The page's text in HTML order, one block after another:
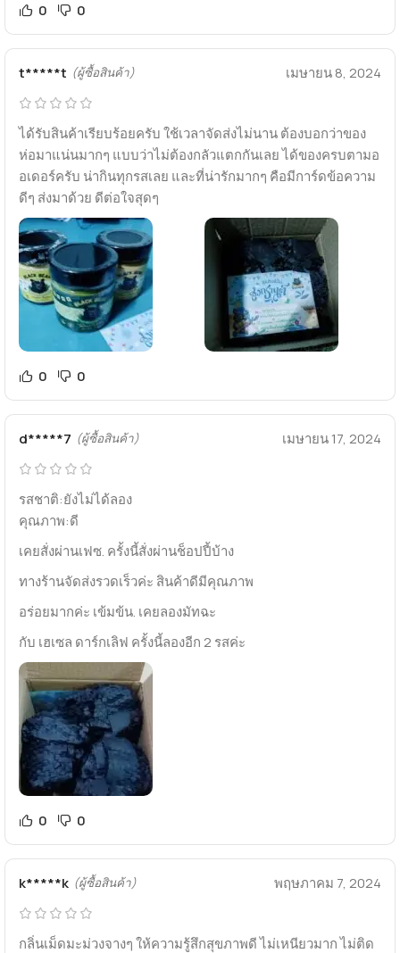
0
0
t*****t (ผู้ซื้อสินค้า) เมษายน 8, 2024
ได้รับสินค้าเรียบร้อยครับ ใช้เวลาจัดส่งไม่นาน ต้องบอกว่าของ
ห่อมาแน่นมากๆ แบบว่าไม่ต้องกลัวแตกกันเลย ได้ของครบตามอ
อเดอร์ครับ น่ากินทุกรสเลย และที่น่ารักมากๆ คือมีการ์ดข้อความ
ดีๆ ส่งมาด้วย ดีต่อใจสุดๆ
0 0
d*****7 (ผู้ซื้อสินค้า) เมษายน 17, 2024
รสชาติ:ยังไม่ได้ลอง
คุณภาพ:ดี
เคยสั่งผ่านเฟซ. ครั้งนี้สั่งผ่านช็อปปี้บ้าง
ทางร้านจัดส่งรวดเร็วค่ะ สินค้าดีมีคุณภาพ
อร่อยมากค่ะ เข้มข้น. เคยลองมัทฉะ
กับ เฮเซล ดาร์กเลิฟ ครั้งนี้ลองอีก 2 รสค่ะ
0 0
k*****k (ผู้ซื้อสินค้า) พฤษภาคม 7, 2024
กลิ่นเม็ดมะม่วงจางๆ ให้ความรู้สึกสุขภาพดี ไม่เหนียวมาก ไม่ติด